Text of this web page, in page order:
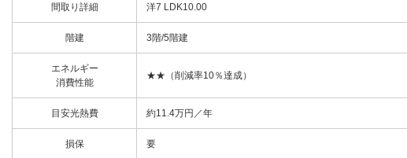
間取り詳細 洋7 LDK10.00
階建 3階/5階建
エネルギー
消費性能
★★（削減率10％達成）
目安光熱費 約11.4万円／年
損保 要